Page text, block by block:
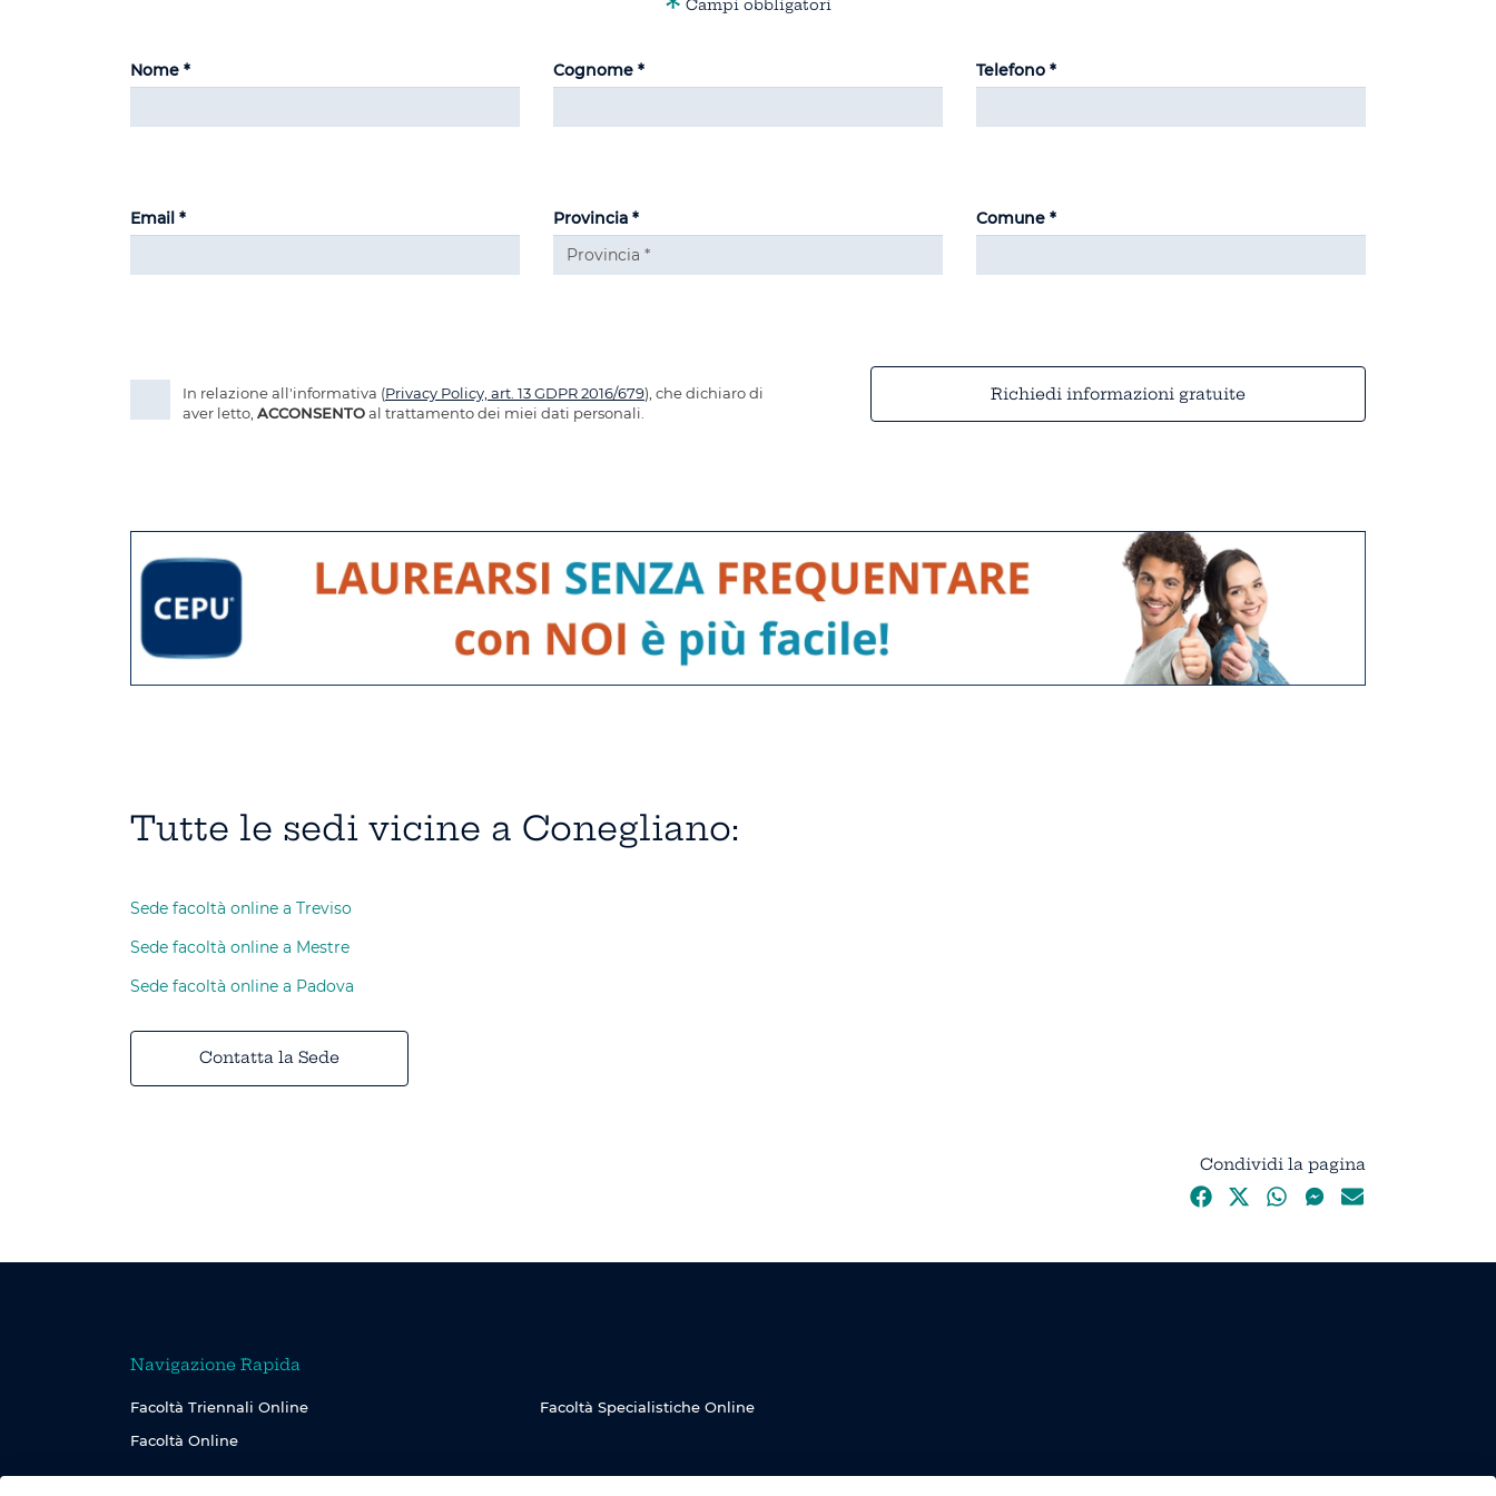
* Campi obbligatori
Nome * Cognome * Telefono *
Email * Provincia * Comune *
In relazione all'informativa (Privacy Policy, art. 13 GDPR 2016/679), che dichiaro di
aver letto, ACCONSENTOal trattamento dei miei dati personali.
Richiedi informazioni gratuite
Tutte le sedi vicine a Conegliano:
Sede facoltà online a Treviso
Sede facoltà online a Mestre
Sede facoltà online a Padova
Contatta la Sede
Condividi la pagina
Navigazione Rapida
Facoltà Triennali Online
Facoltà Online
Facoltà Specialistiche Online